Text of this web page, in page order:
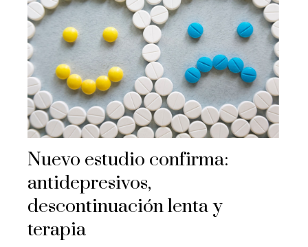
Nuevo estudio confirma:
antidepresivos,
descontinuación lenta y
terapia